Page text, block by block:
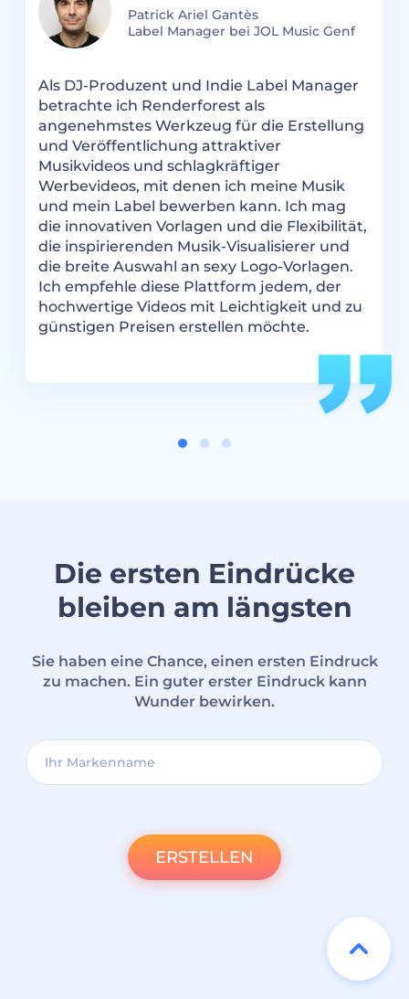
Patrick Ariel Gantès
Label Manager bei JOL Music Genf
Als DJ-Produzent und Indie Label Manager
betrachte ich Renderforest als
angenehmstes Werkzeug für die Erstellung
und Veröffentlichung attraktiver
Musikvideos und schlagkräftiger
Werbevideos, mit denen ich meine Musik
und mein Label bewerben kann. Ich mag
die innovativen Vorlagen und die Flexibilität,
die inspirierenden Musik-Visualisierer und
die breite Auswahl an sexy Logo-Vorlagen.
Ich empfehle diese Plattform jedem, der
hochwertige Videos mit Leichtigkeit und zu
günstigen Preisen erstellen möchte.
Die ersten Eindrücke
bleiben am längsten
Sie haben eine Chance, einen ersten Eindruck
zu machen. Ein guter erster Eindruck kann
Wunder bewirken.
ERSTELLEN